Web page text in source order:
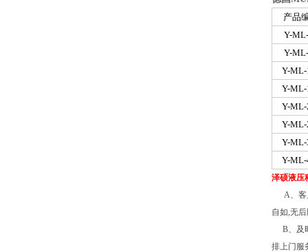
产品
Y-
Y-
Y-ML-
Y-ML-
Y-ML-
Y-ML-
Y-ML-
Y-ML-
泽硕液压
A、
自如,无
B、及
排上门服